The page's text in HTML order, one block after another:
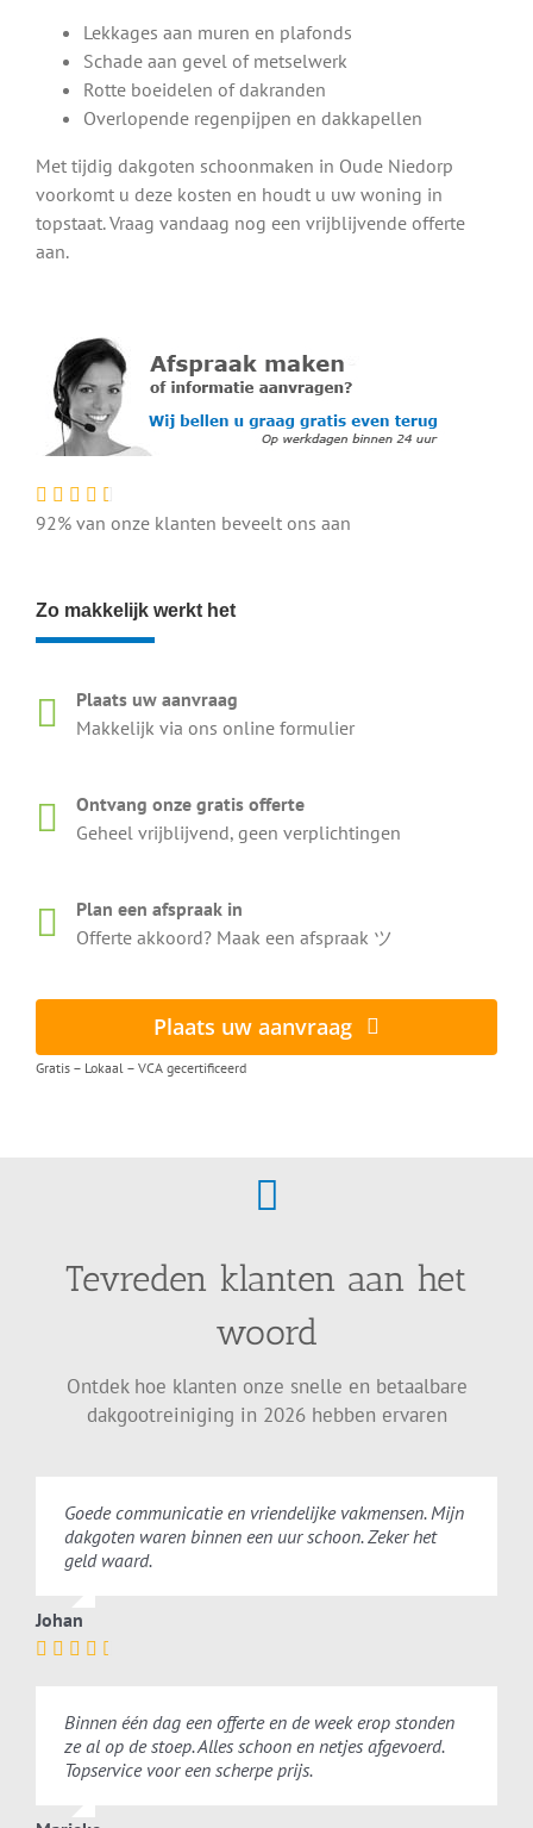
Lekkages aan muren en plafonds
Schade aan gevel of metselwerk
Rotte boeidelen of dakranden
Overlopende regenpijpen en dakkapellen
Met tijdig dakgoten schoonmaken in Oude Niedorp
voorkomt u deze kosten en houdt u uw woning in
topstaat. Vraag vandaag nog een vrijblijvende offerte
aan.
92% van onze klanten beveelt ons aan
Zo makkelijk werkt het
Plaats uw aanvraag
Makkelijk via ons online formulier
Ontvang onze gratis offerte
Geheel vrijblijvend, geen verplichtingen
Plan een afspraak in
Offerte akkoord? Maak een afspraak ツ
Plaats uw aanvraag
Gratis – Lokaal – VCA gecertificeerd
Tevreden klanten aan het
woord
Ontdek hoe klanten onze snelle en betaalbare
dakgootreiniging in 2026 hebben ervaren
Goede communicatie en vriendelijke vakmensen. Mijn
dakgoten waren binnen een uur schoon. Zeker het
geld waard.
Johan
Binnen één dag een offerte en de week erop stonden
ze al op de stoep. Alles schoon en netjes afgevoerd.
Topservice voor een scherpe prijs.